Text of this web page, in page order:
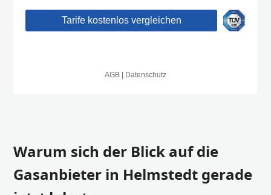
Warum sich der Blick auf die
Gasanbieter in Helmstedt gerade